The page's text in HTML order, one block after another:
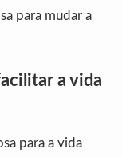
para mudar a
a vida
para a vida